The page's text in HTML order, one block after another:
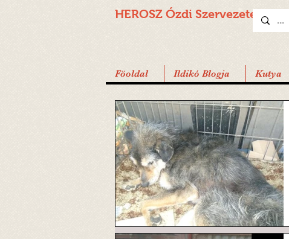
HEROSZ Ózdi Szervezete
Föoldal Ildikó Blogja Kutya